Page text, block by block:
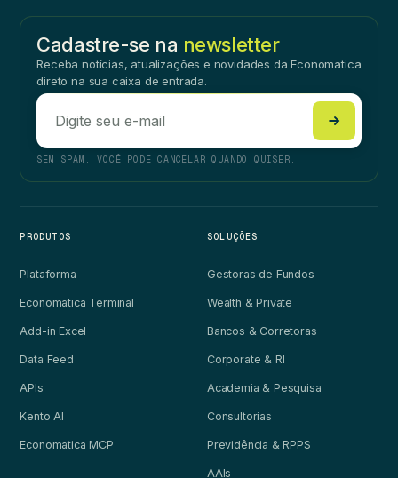
Cadastre-se na newsletter
Receba notícias, atualizações e novidades da Economatica
direto na sua caixa de entrada.
SEM SPAM. VOCÊ PODE CANCELAR QUANDO QUISER.
PRODUTOS
Plataforma
Economatica Terminal
Add-in Excel
Data Feed
APIs
Kento AI
Economatica MCP
SOLUÇÕES
Gestoras de Fundos
Wealth & Private
Bancos & Corretoras
Corporate & RI
Academia & Pesquisa
Consultorias
Previdência & RPPS
AAIs